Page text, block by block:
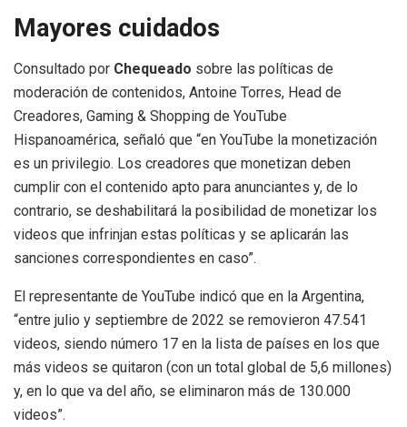
Mayores cuidados
Consultado por Chequeado sobre las políticas de
moderación de contenidos, Antoine Torres, Head de
Creadores, Gaming & Shopping de YouTube
Hispanoamérica, señaló que “en YouTube la monetización
es un privilegio. Los creadores que monetizan deben
cumplir con el contenido apto para anunciantes y, de lo
contrario, se deshabilitará la posibilidad de monetizar los
videos que infrinjan estas políticas y se aplicarán las
sanciones correspondientes en caso”.
El representante de YouTube indicó que en la Argentina,
“entre julio y septiembre de 2022 se removieron 47.541
videos, siendo número 17 en la lista de países en los que
más videos se quitaron (con un total global de 5,6 millones)
y, en lo que va del año, se eliminaron más de 130.000
videos”.